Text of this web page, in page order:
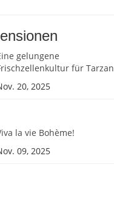
gelungene
für Tarzan
20, 2025
la vie Bohème!
09, 2025